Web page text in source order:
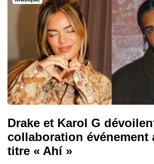
Drake et Karol G
collaboration événement
titre « Ahí »